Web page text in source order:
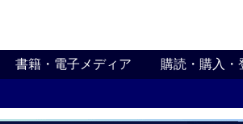
書籍・電子メディア 購読・購入・